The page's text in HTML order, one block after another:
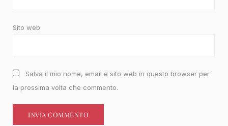
Sito web
Salva il mio nome, email e sito web in questo browser per
la prossima volta che commento.